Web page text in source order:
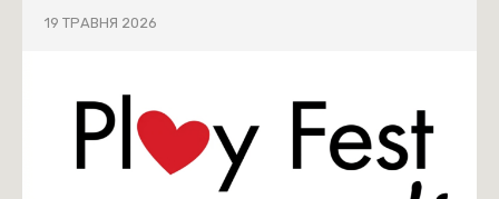
19 ТРАВНЯ 2026